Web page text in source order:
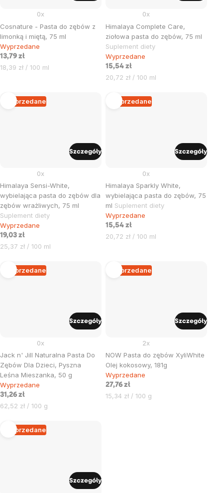
Cosnature - Pasta do zębów z
limonką i miętą, 75 ml
0x
Wyprzedane
13,79 zł
Cena
18,39 zł / 100 ml
Himalaya Complete Care,
ziołowa pasta do zębów, 75 ml
Suplement diety
0x
Wyprzedane
15,54 zł
Cena
20,72 zł / 100 ml
Wyprzedane
Himalaya Sensi-White,
wybielająca pasta do zębów dla
zębów wrażliwych, 75 ml
Suplement diety
0x
Wyprzedane
19,03 zł
Cena
25,37 zł / 100 ml
Szczegóły
Wyprzedane
Himalaya Sparkly White,
wybielająca pasta do zębów, 75
ml Suplement diety
0x
Wyprzedane
15,54 zł
Cena
20,72 zł / 100 ml
Szczegóły
Wyprzedane
Jack n' Jill Naturalna Pasta Do
Zębów Dla Dzieci, Pyszna
Leśna Mieszanka, 50 g
0x
Wyprzedane
31,26 zł
Cena
62,52 zł / 100 g
Szczegóły
Wyprzedane
NOW Pasta do zębów XyliWhite
Olej kokosowy, 181g
2x
Wyprzedane
27,76 zł
Cena
15,34 zł / 100 g
Szczegóły
Wyprzedane
Szczegóły